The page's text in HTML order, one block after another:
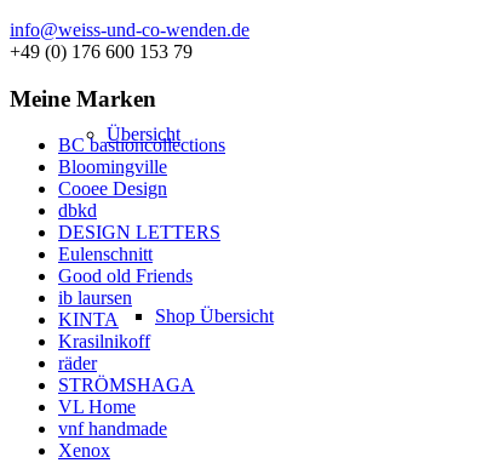
Übersicht
Shop Übersicht
info@weiss-und-co-wenden.de
+49 (0) 176 600 153 79
Meine Marken
BC bastioncollections
Bloomingville
Cooee Design
dbkd
DESIGN LETTERS
Eulenschnitt
Good old Friends
ib laursen
KINTA
Krasilnikoff
räder
STRÖMSHAGA
VL Home
vnf handmade
Xenox